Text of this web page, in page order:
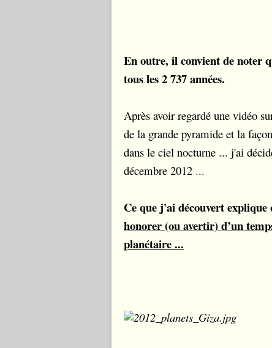
En outre, il convient de noter
tous les 2 737 années.
Après avoir regardé une vidéo
de la grande pyramide et la
dans le ciel nocturne ... j'ai
décembre 2012 ...
Ce que j'ai découvert explique
honorer (ou avertir) d’un
planétaire ...